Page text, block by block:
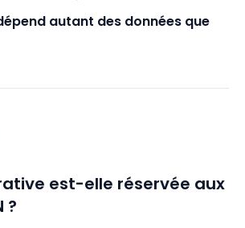
autant des données que
est-elle réservée aux
?